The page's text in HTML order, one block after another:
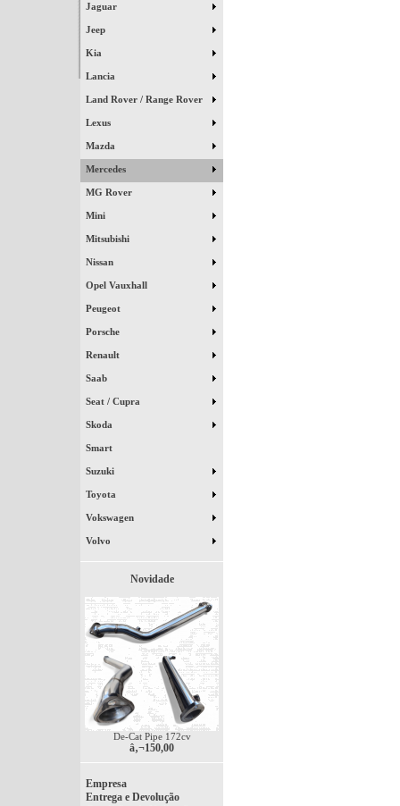
Jaguar
Jeep
Kia
Lancia
Land Rover / Range Rover
Lexus
Mazda
Mercedes
MG Rover
Mini
Mitsubishi
Nissan
Opel Vauxhall
Peugeot
Porsche
Renault
Saab
Seat / Cupra
Skoda
Smart
Suzuki
Toyota
Vokswagen
Volvo
Novidade
De-Cat Pipe 172cv
â‚¬150,00
Empresa
Entrega e Devolução